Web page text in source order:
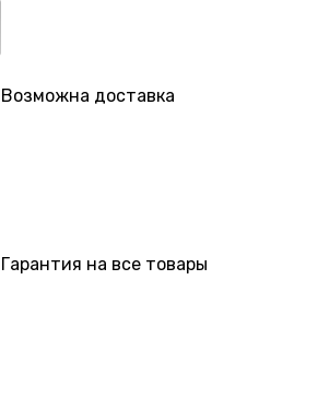
Возможна доставка
Гарантия на все товары